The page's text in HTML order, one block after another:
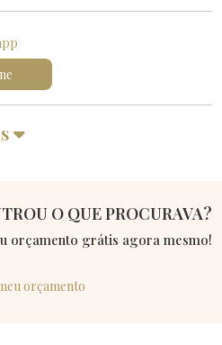
O QUE PROCURAVA?
orçamento grátis agora mesmo!
orçamento